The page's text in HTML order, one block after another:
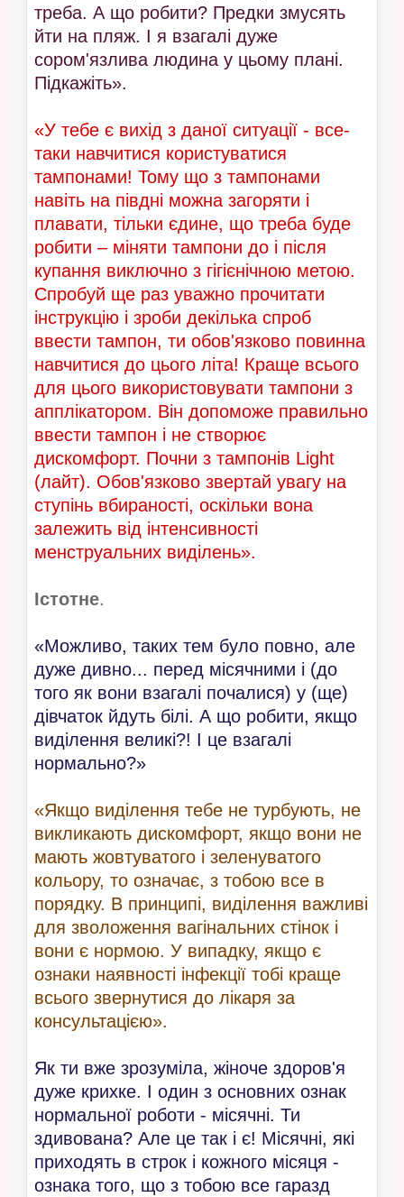
треба. А що робити? Предки змусять
йти на пляж. І я взагалі дуже
сором'язлива людина у цьому плані.
Підкажіть».
«У тебе є вихід з даної ситуації - все-
таки навчитися користуватися
тампонами! Тому що з тампонами
навіть на півдні можна загоряти і
плавати, тільки єдине, що треба буде
робити – міняти тампони до і після
купання виключно з гігієнічною метою.
Спробуй ще раз уважно прочитати
інструкцію і зроби декілька спроб
ввести тампон, ти обов'язково повинна
навчитися до цього літа! Краще всього
для цього використовувати тампони з
апплікатором. Він допоможе правильно
ввести тампон і не створює
дискомфорт. Почни з тампонів Light
(лайт). Обов'язково звертай увагу на
ступінь вбираності, оскільки вона
залежить від інтенсивності
менструальних виділень».
Істотне.
«Можливо, таких тем було повно, але
дуже дивно... перед місячними і (до
того як вони взагалі почалися) у (ще)
дівчаток йдуть білі. А що робити, якщо
виділення великі?! І це взагалі
нормально?»
«Якщо виділення тебе не турбують, не
викликають дискомфорт, якщо вони не
мають жовтуватого і зеленуватого
кольору, то означає, з тобою все в
порядку. В принципі, виділення важливі
для зволоження вагінальних стінок і
вони є нормою. У випадку, якщо є
ознаки наявності інфекції тобі краще
всього звернутися до лікаря за
консультацією».
Як ти вже зрозуміла, жіноче здоров'я
дуже крихке. І один з основних ознак
нормальної роботи - місячні. Ти
здивована? Але це так і є! Місячні, які
приходять в строк і кожного місяця -
ознака того, що з тобою все гаразд